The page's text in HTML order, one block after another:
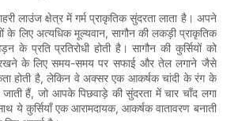
लाउंज क्षेत्र में गर्म प्राकृतिक सुंदरता लाता है। अपने
के लिए अत्यधिक मूल्यवान, सागौन की लकड़ी प्राकृतिक
के प्रति प्रतिरोधी होती है। सागौन की कुर्सियों को
रखने के लिए समय-समय पर सफाई और तेल लगाने जैसे
होती है, लेकिन वे अक्सर एक आकर्षक चांदी के रंग के
हैं, जो आपके पिछवाड़े की सुंदरता में चार चाँद लगा
ये कुर्सियाँ एक आरामदायक, आकर्षक वातावरण बनाती